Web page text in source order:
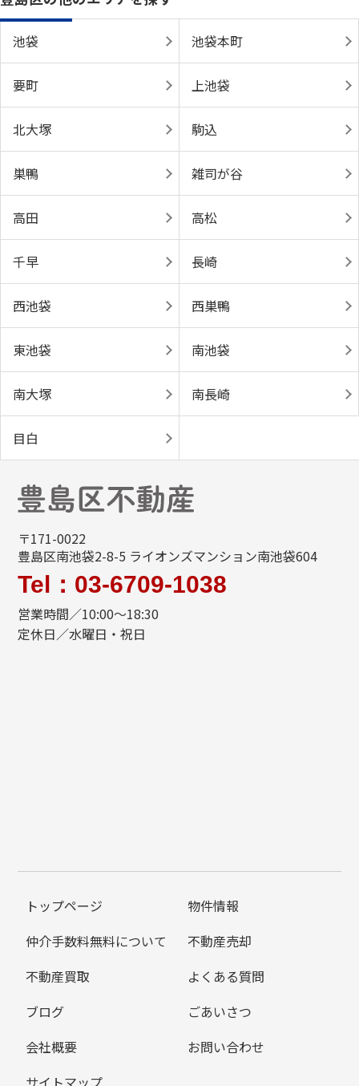
池袋 池袋本町
要町 上池袋
北大塚 駒込
巣鴨 雑司が谷
高田 高松
千早 長崎
西池袋 西巣鴨
東池袋 南池袋
南大塚 南長崎
目白
〒171-0022
豊島区南池袋2-8-5 ライオンズマンション南池袋604
Tel：03-6709-1038
営業時間／10:00～18:30
定休日／水曜日・祝日
トップページ
物件情報
仲介手数料無料について
不動産売却
不動産買取
よくある質問
ブログ
ごあいさつ
会社概要
お問い合わせ
サイトマップ